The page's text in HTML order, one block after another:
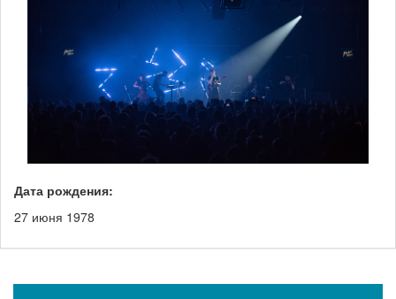
Дата рождения:
27 июня 1978